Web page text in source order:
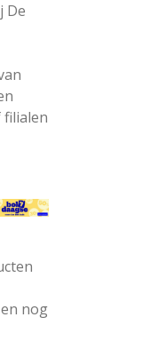
De
filialen
nog